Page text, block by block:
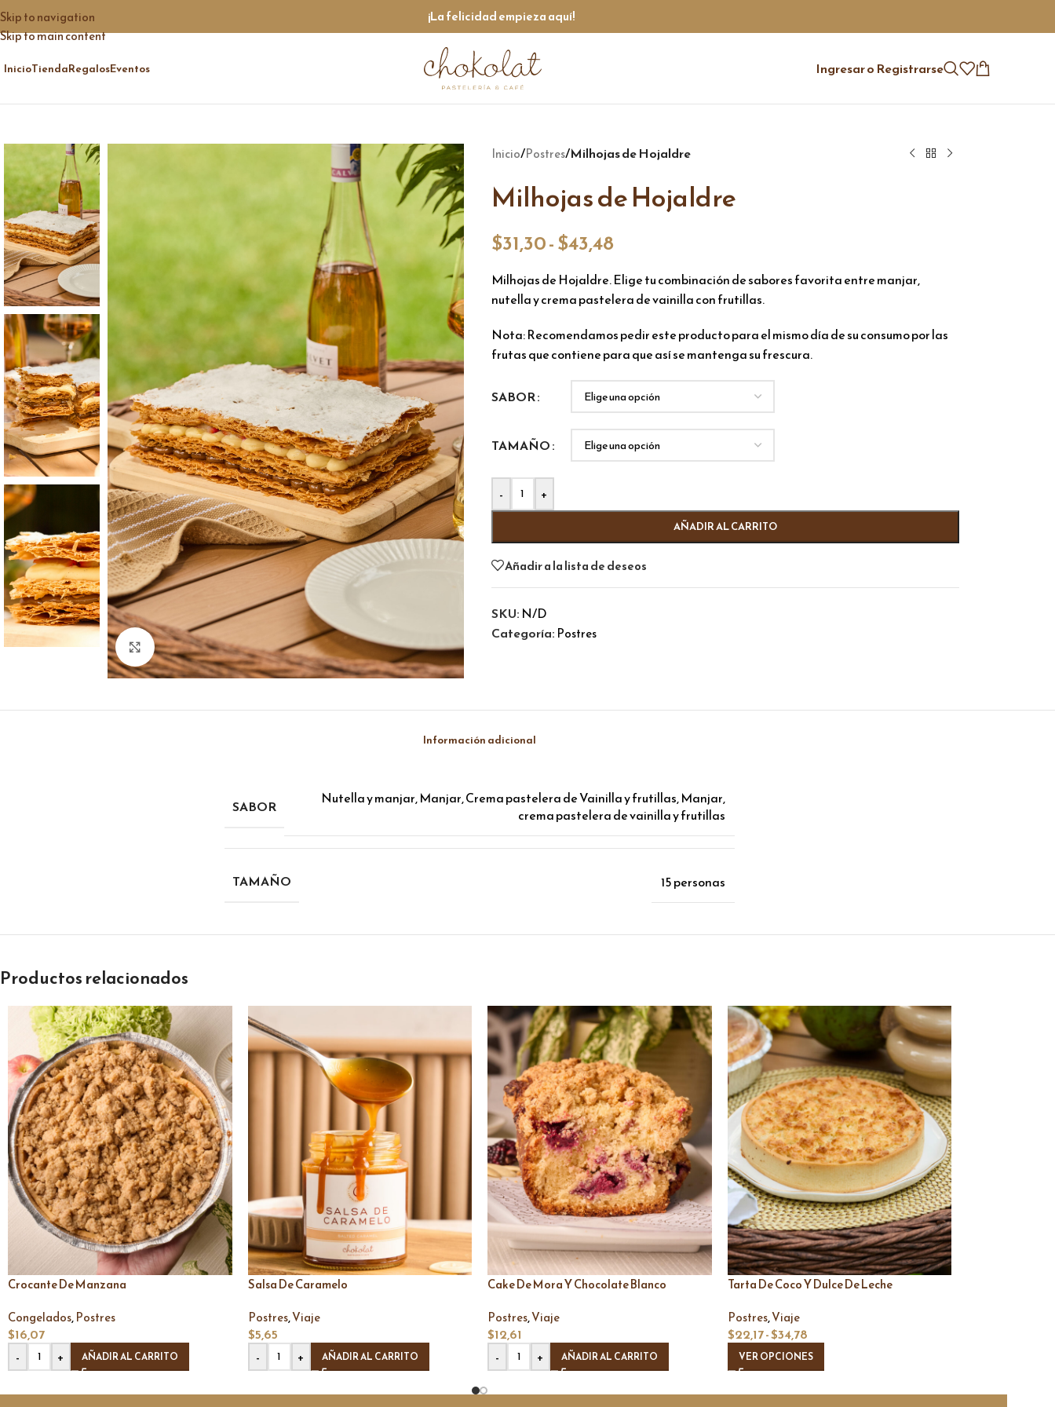
Skip to navigation
Skip to main content
¡La felicidad empieza aquí!
InicioTiendaRegalosEventos Ingresar o Registrarse
Click to enlarge
Inicio/Postres/Milhojas de Hojaldre
Milhojas de Hojaldre
$31,30-$43,48
Milhojas de Hojaldre. Elige tu combinación de sabores favorita entre manjar,
nutella y crema pastelera de vainilla con frutillas.
Nota: Recomendamos pedir este producto para el mismo día de su consumo por las
frutas que contiene para que así se mantenga su frescura.
SABOR
TAMAÑO
- +
AÑADIR AL CARRITO
Alternative:
Añadir a la lista de deseos
SKU: N/D
Categoría: Postres
Información adicional
SABOR Nutella y manjar,Manjar,Crema pastelera de Vainilla y frutillas,Manjar,
crema pastelera de vainilla y frutillas
TAMAÑO 15 personas
Productos relacionados
Crocante De Manzana
Congelados,Postres
$16,07
-
+ AÑADIR AL CARRITO
Salsa De Caramelo
Postres,Viaje
$5,65
-
+ AÑADIR AL CARRITO
Cake De Mora Y Chocolate Blanco
Postres,Viaje
$12,61
-
+ AÑADIR AL CARRITO
Tarta De Coco Y Dulce De Leche
Postres,Viaje
$22,17-$34,78
VER OPCIONES